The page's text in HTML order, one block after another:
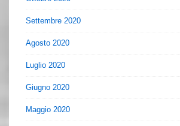
Settembre 2020
Agosto 2020
Luglio 2020
Giugno 2020
Maggio 2020